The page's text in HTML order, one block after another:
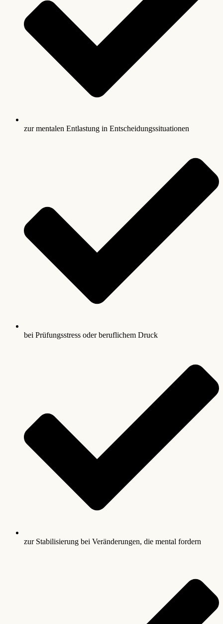
zur mentalen Entlastung in Entscheidungssituationen
bei Prüfungsstress oder beruflichem Druck
zur Stabilisierung bei Veränderungen, die mental fordern